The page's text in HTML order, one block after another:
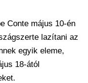
Conte május 10-én
lazítani az
egyik eleme,
18-ától